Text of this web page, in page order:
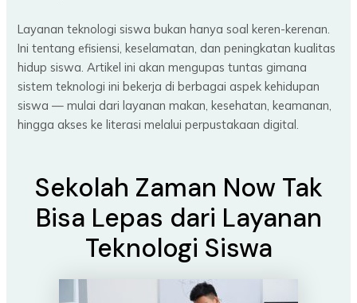
Layanan teknologi siswa bukan hanya soal keren-kerenan.
Ini tentang efisiensi, keselamatan, dan peningkatan kualitas
hidup siswa. Artikel ini akan mengupas tuntas gimana
sistem teknologi ini bekerja di berbagai aspek kehidupan
siswa — mulai dari layanan makan, kesehatan, keamanan,
hingga akses ke literasi melalui perpustakaan digital.
Sekolah Zaman Now Tak
Bisa Lepas dari Layanan
Teknologi Siswa